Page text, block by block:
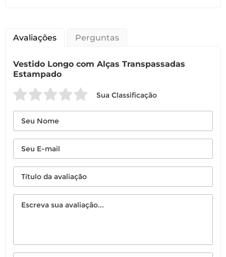
produto gratuitamente.
Você possui até 07 dias corridos, após o
recebimento do produto, para solicitar
esteja sem uso.
devolução
Avaliações Perguntas
Vestido Longo com Alças Transpassadas
Estampado
Sua Classificação